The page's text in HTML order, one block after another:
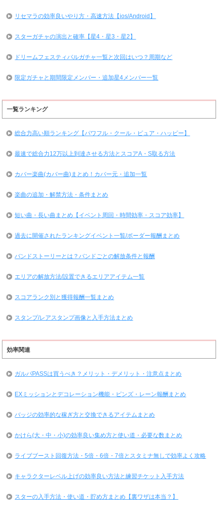
リセマラの効率良いやり方・高速方法【ios/Android】
スターガチャの演出と確率【星4・星3・星2】
ドリームフェスティバルガチャ一覧と次回はいつ？周期など
限定ガチャと期間限定メンバー・追加星4メンバー一覧
一覧ランキング
総合力高い順ランキング【パワフル・クール・ピュア・ハッピー】
最速で総合力12万以上到達させる方法とスコアA・S取る方法
カバー楽曲(カバー曲)まとめ！カバー元・追加一覧
楽曲の追加・解禁方法・条件まとめ
短い曲・長い曲まとめ【イベント周回・時間効率・スコア効率】
過去に開催されたランキングイベント一覧/ボーダー報酬まとめ
バンドストーリーとは？バンドごとの解放条件と報酬
エリアの解放方法/設置できるエリアアイテム一覧
スコアランク別と獲得報酬一覧まとめ
スタンプ/レアスタンプ画像と入手方法まとめ
効率関連
ガルパPASSは買うべき？メリット・デメリット・注意点まとめ
EXミッションとデコレーション機能・ピンズ・レーン報酬まとめ
バッジの効率的な稼ぎ方と交換できるアイテムまとめ
かけら(大・中・小)の効率良い集め方と使い道・必要な数まとめ
ライブブースト回復方法・5倍・6倍・7倍とスタミナ無しで効率よく攻略
キャラクターレベル上げの効率良い方法と練習チケット入手方法
スターの入手方法・使い道・貯め方まとめ【裏ワザは本当？】